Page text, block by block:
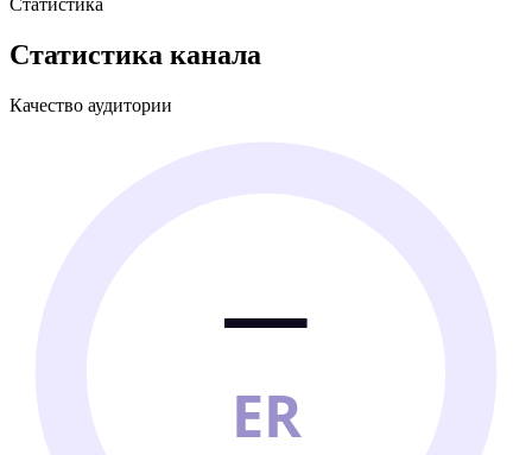
Статистика канала
Качество аудитории
—
ER